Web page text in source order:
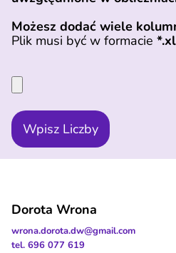
Możesz dodać wiele
Plik musi być w formacie
Wpisz Liczby
Dorota Wrona
wrona.dorota.dw@gmail.com
tel. 696 077 619